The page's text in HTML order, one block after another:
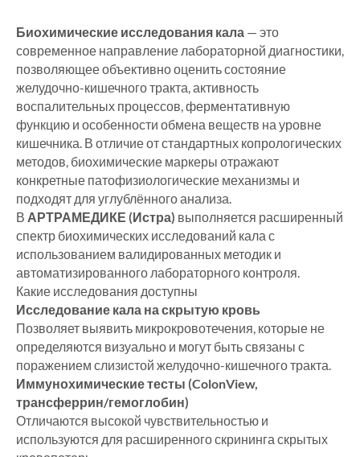
Биохимические исследования кала — это
современное направление лабораторной диагностики,
позволяющее объективно оценить состояние
желудочно-кишечного тракта, активность
воспалительных процессов, ферментативную
функцию и особенности обмена веществ на уровне
кишечника. В отличие от стандартных копрологических
методов, биохимические маркеры отражают
конкретные патофизиологические механизмы и
подходят для углублённого анализа.
В АРТРАМЕДИКЕ (Истра) выполняется расширенный
спектр биохимических исследований кала с
использованием валидированных методик и
автоматизированного лабораторного контроля.
Какие исследования доступны
Исследование кала на скрытую кровь
Позволяет выявить микрокровотечения, которые не
определяются визуально и могут быть связаны с
поражением слизистой желудочно-кишечного тракта.
Иммунохимические тесты (ColonView,
трансферрин/гемоглобин)
Отличаются высокой чувствительностью и
используются для расширенного скрининга скрытых